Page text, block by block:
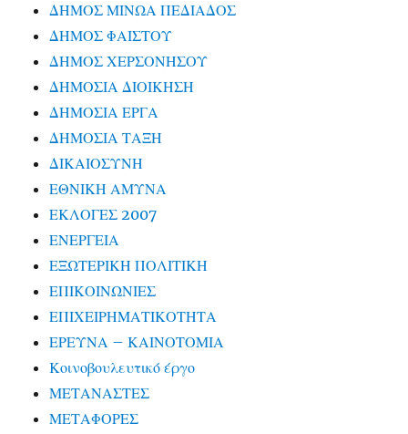
ΔΗΜΟΣ ΜΙΝΩΑ ΠΕΔΙΑΔΟΣ
ΔΗΜΟΣ ΦΑΙΣΤΟΥ
ΔΗΜΟΣ ΧΕΡΣΟΝΗΣΟΥ
ΔΗΜΟΣΙΑ ΔΙΟΙΚΗΣΗ
ΔΗΜΟΣΙΑ ΕΡΓΑ
ΔΗΜΟΣΙΑ ΤΑΞΗ
ΔΙΚΑΙΟΣΥΝΗ
ΕΘΝΙΚΗ ΑΜΥΝΑ
ΕΚΛΟΓΕΣ 2007
ΕΝΕΡΓΕΙΑ
ΕΞΩΤΕΡΙΚΗ ΠΟΛΙΤΙΚΗ
ΕΠΙΚΟΙΝΩΝΙΕΣ
ΕΠΙΧΕΙΡΗΜΑΤΙΚΟΤΗΤΑ
ΕΡΕΥΝΑ – ΚΑΙΝΟΤΟΜΙΑ
Κοινοβουλευτικό έργο
ΜΕΤΑΝΑΣΤΕΣ
ΜΕΤΑΦΟΡΕΣ